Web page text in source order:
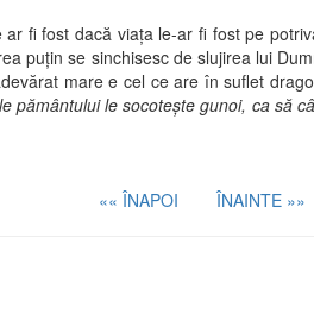
dacă viaţa le-ar fi fost pe
puţin se sinchisesc de slujirea lui
mare e cel ce are în suflet
pământului le socoteşte gunoi, ca să
«« ÎNAPOI ÎNAINTE »»